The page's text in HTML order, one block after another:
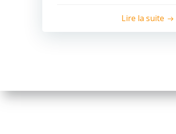
Lire la suite